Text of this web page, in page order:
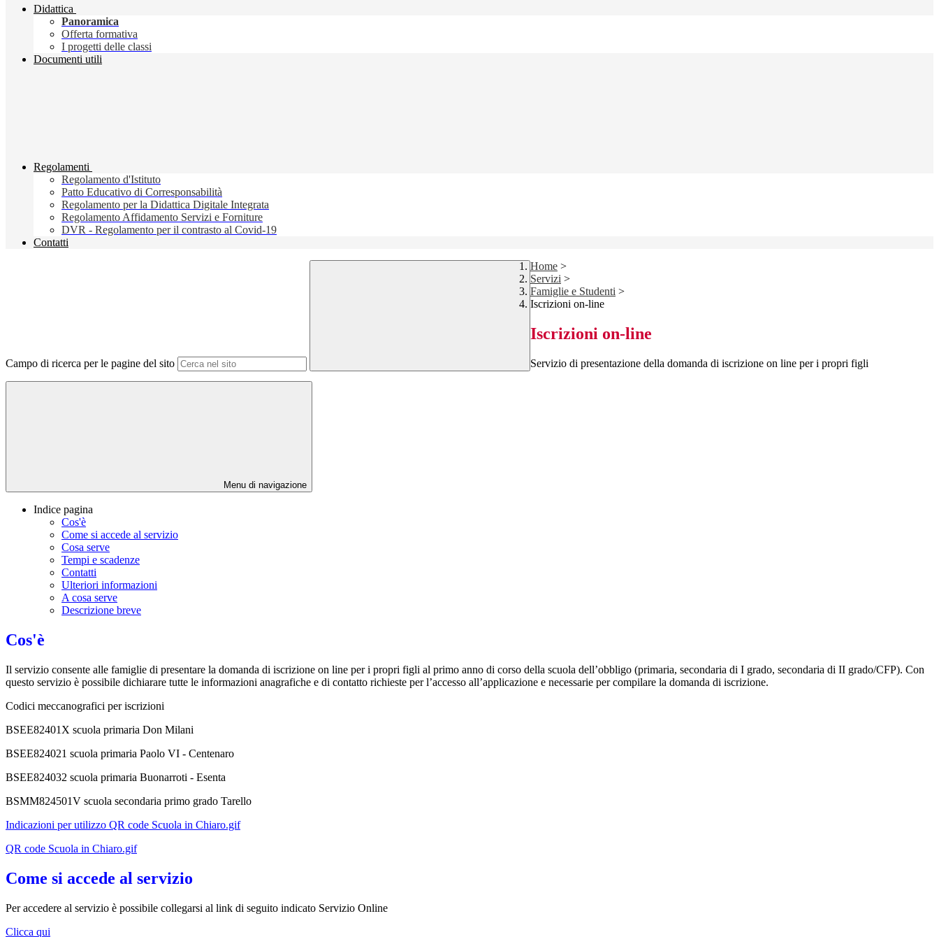
Didattica
Panoramica
Offerta formativa
I progetti delle classi
Documenti utili
Regolamenti
Regolamento d'Istituto
Patto Educativo di Corresponsabilità
Regolamento per la Didattica Digitale Integrata
Regolamento Affidamento Servizi e Forniture
DVR - Regolamento per il contrasto al Covid-19
Contatti
Campo di ricerca per le pagine del sito
Home >
Servizi >
Famiglie e Studenti >
Iscrizioni on-line
Iscrizioni on-line
Servizio di presentazione della domanda di iscrizione on line per i propri figli
Menu di navigazione
Indice pagina
Cos'è
Come si accede al servizio
Cosa serve
Tempi e scadenze
Contatti
Ulteriori informazioni
A cosa serve
Descrizione breve
Cos'è
Il servizio consente alle famiglie di presentare la domanda di iscrizione on line per i propri figli al primo anno di corso della scuola dell’obbligo (primaria, secondaria di I grado, secondaria di II grado/CFP). Con
questo servizio è possibile dichiarare tutte le informazioni anagrafiche e di contatto richieste per l’accesso all’applicazione e necessarie per compilare la domanda di iscrizione.
Codici meccanografici per iscrizioni
BSEE82401X scuola primaria Don Milani
BSEE824021 scuola primaria Paolo VI - Centenaro
BSEE824032 scuola primaria Buonarroti - Esenta
BSMM824501V scuola secondaria primo grado Tarello
Indicazioni per utilizzo QR code Scuola in Chiaro.gif
QR code Scuola in Chiaro.gif
Come si accede al servizio
Per accedere al servizio è possibile collegarsi al link di seguito indicato Servizio Online
Clicca qui